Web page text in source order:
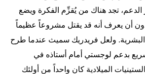
الدعم، تجد هناك من يُقزِّم الفكرة ويضع
أن يعرف أنه قد يقتل مشروعاً عظيماً
البشرية. ولعل فريدريك سميث عندما طرح
بدعم لوجستي أمام أستاذه في
الميلادية كان واحداً من أولئك